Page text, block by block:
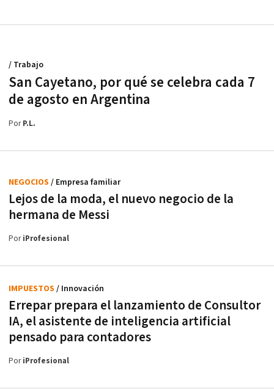
San Cayetano, por qué se celebra cada 7
de agosto en Argentina
/ Trabajo
PorP.L.
Lejos de la moda, el nuevo negocio de la
hermana de Messi
NEGOCIOS / Empresa familiar
PoriProfesional
Errepar prepara el lanzamiento de Consultor
IA, el asistente de inteligencia artificial
pensado para contadores
IMPUESTOS / Innovación
PoriProfesional